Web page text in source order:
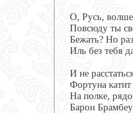
О, Русь,
Повсюду ты
Бежать? Но
Иль без тебя
И не
Фортуна катит
На полке,
Барон